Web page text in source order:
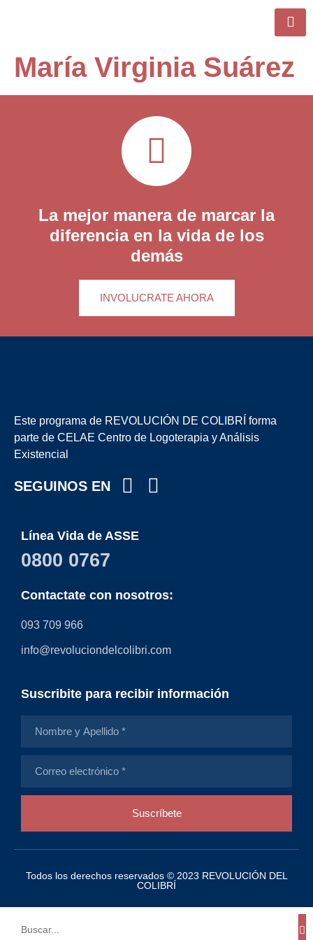
María Virginia Suárez
La mejor manera de marcar la
diferencia en la vida de los
demás
INVOLUCRATE AHORA
Este programa de REVOLUCIÓN DE COLIBRÍ forma
parte de CELAE Centro de Logoterapia y Análisis
Existencial
SEGUINOS EN
Línea Vida de ASSE
0800 0767
Contactate con nosotros:
093 709 966
info@revoluciondelcolibri.com
Suscribite para recibir información
Suscríbete
Todos los derechos reservados © 2023 REVOLUCIÓN DEL
COLIBRÍ